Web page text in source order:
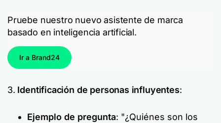
Pruebe nuestro nuevo asistente de marca
basado en inteligencia artificial.
Ir a Brand24
3. Identificación de personas influyentes:
Ejemplo de pregunta: "¿Quiénes son los